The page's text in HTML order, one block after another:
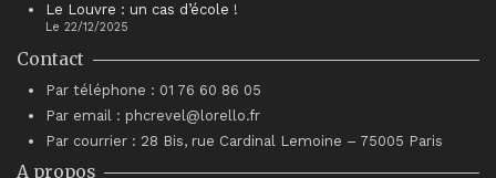
Le Louvre : un cas d’école !
Le 22/12/2025
Contact
Par téléphone : 01 76 60 86 05
Par email : phcrevel@lorello.fr
Par courrier : 28 Bis, rue Cardinal Lemoine – 75005 Paris
A propos